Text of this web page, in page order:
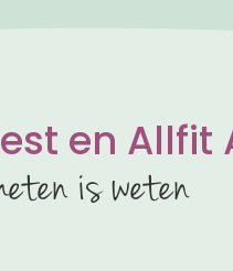
en Allfit
is weten